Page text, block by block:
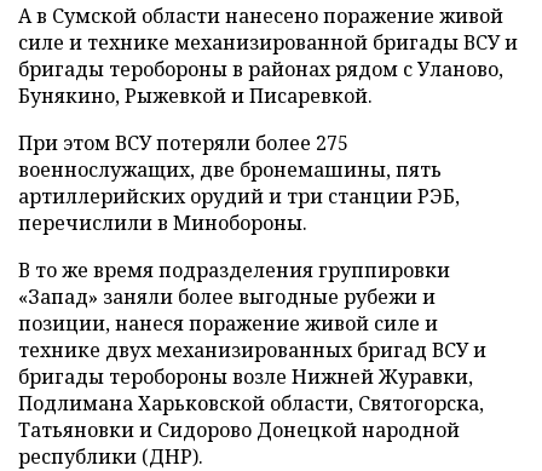
А в Сумской области нанесено поражение живой
силе и технике механизированной бригады ВСУ и
бригады теробороны в районах рядом с Уланово,
Бунякино, Рыжевкой и Писаревкой.
При этом ВСУ потеряли более 275
военнослужащих, две бронемашины, пять
артиллерийских орудий и три станции РЭБ,
перечислили в Минобороны.
В то же время подразделения группировки
«Запад» заняли более выгодные рубежи и
позиции, нанеся поражение живой силе и
технике двух механизированных бригад ВСУ и
бригады теробороны возле Нижней Журавки,
Подлимана Харьковской области, Святогорска,
Татьяновки и Сидорово Донецкой народной
республики (ДНР).